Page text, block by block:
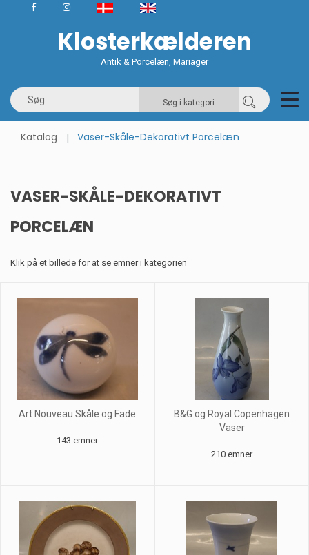
Klosterkælderen
Antik & Porcelæn, Mariager
Søg i kategori
Katalog Vaser-Skåle-Dekorativt Porcelæn
VASER-SKÅLE-DEKORATIVT
PORCELÆN
Klik på et billede for at se emner i kategorien
Art Nouveau Skåle og Fade
143 emner
B&G og Royal Copenhagen
Vaser
210 emner